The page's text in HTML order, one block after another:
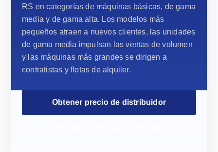
RS en categorías de máquinas básicas, de gama
media y de gama alta. Los modelos más
pequeños atraen a nuevos clientes, las unidades
de gama media impulsan las ventas de volumen
y las máquinas más grandes se dirigen a
contratistas y flotas de alquiler.
Obtener precio de distribuidor